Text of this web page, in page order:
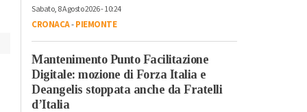
Sabato, 8 Agosto 2026 - 10:24
CRONACA-PIEMONTE
Mantenimento Punto Facilitazione
Digitale: mozione di Forza Italia e
Deangelis stoppata anche da Fratelli
d’Italia